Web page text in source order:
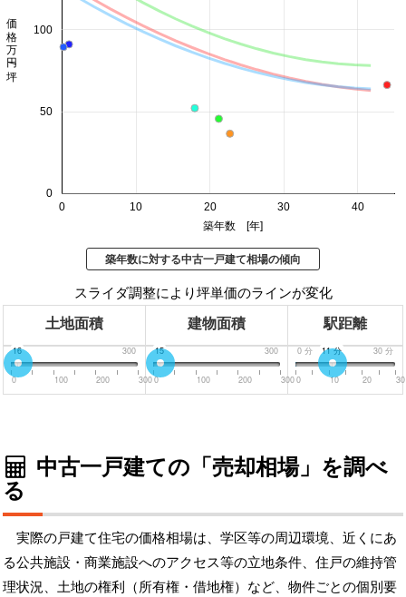
0 10 20 30 40
0
50
100
築年数 [年]
価格 万円/坪
築年数に対する中古一戸建て相場の傾向
スライダ調整により坪単価のラインが変化
土地面積 建物面積 駅距離
0 300
16
0 100 200 300
0 300
15
0 100 200 300
0分 30分
11分
0 10 20 30
中古一戸建ての「売却相場」を調べ
る
実際の戸建て住宅の価格相場は、学区等の周辺環境、近くにあ
る公共施設・商業施設へのアクセス等の立地条件、住戸の維持管
理状況、土地の権利（所有権・借地権）など、物件ごとの個別要